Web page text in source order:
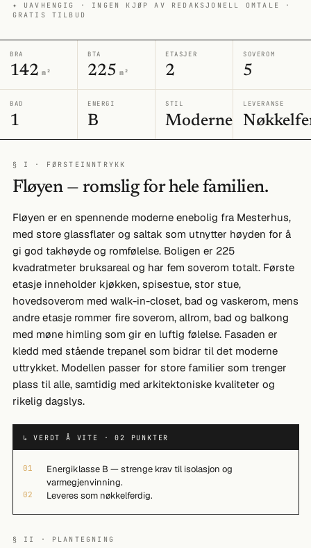
✦ UAVHENGIG · INGEN KJØP AV REDAKSJONELL OMTALE ·
GRATIS TILBUD
BRA
142 m²
BTA
225 m²
ETASJER
2
SOVEROM
5
BAD
1
ENERGI
B
STIL
Moderne
LEVERANSE
§ I · FØRSTEINNTRYKK
Fløyen — romslig for hele familien.
Fløyen er en spennende moderne enebolig fra Mesterhus,
med store glassflater og saltak som utnytter høyden for å
gi god takhøyde og romfølelse. Boligen er 225
kvadratmeter bruksareal og har fem soverom totalt. Første
etasje inneholder kjøkken, spisestue, stor stue,
hovedsoverom med walk-in-closet, bad og vaskerom, mens
andre etasje rommer fire soverom, allrom, bad og balkong
med møne himling som gir en luftig følelse. Fasaden er
kledd med stående trepanel som bidrar til det moderne
uttrykket. Modellen passer for store familier som trenger
plass til alle, samtidig med arkitektoniske kvaliteter og
rikelig dagslys.
↳ VERDT Å VITE · 02 PUNKTER
01
Energiklasse B — strenge krav til isolasjon og
varmegjenvinning.
02 Leveres som nøkkelferdig.
§ II · PLANTEGNING